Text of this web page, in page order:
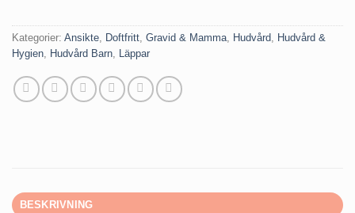
Kategorier: Ansikte, Doftfritt, Gravid & Mamma, Hudvård, Hudvård &
Hygien, Hudvård Barn, Läppar
BESKRIVNING